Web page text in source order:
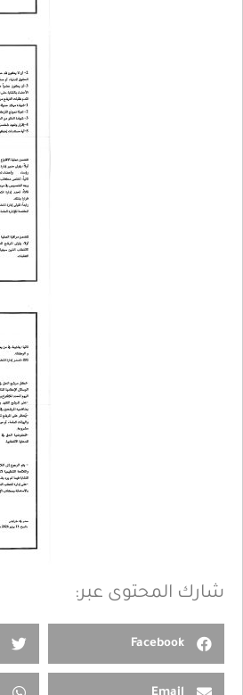
شارك المحتوى عبر:
Facebook